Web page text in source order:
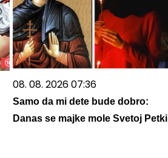
08. 08. 2026 07:36
Samo da mi dete bude dobro:
Danas se majke mole Svetoj Petki